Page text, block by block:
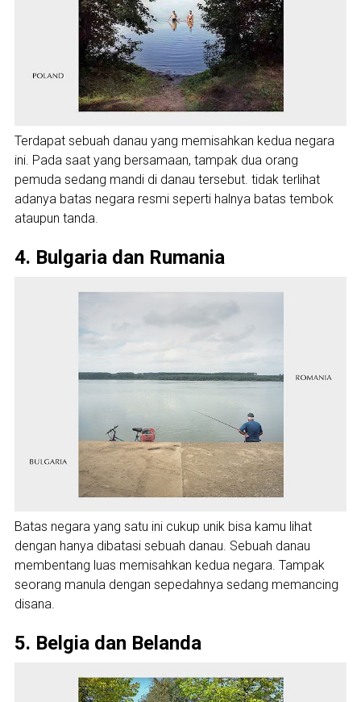
Terdapat sebuah danau yang memisahkan kedua negara
ini. Pada saat yang bersamaan, tampak dua orang
pemuda sedang mandi di danau tersebut. tidak terlihat
adanya batas negara resmi seperti halnya batas tembok
ataupun tanda.
4. Bulgaria dan Rumania
Batas negara yang satu ini cukup unik bisa kamu lihat
dengan hanya dibatasi sebuah danau. Sebuah danau
membentang luas memisahkan kedua negara. Tampak
seorang manula dengan sepedahnya sedang memancing
disana.
5. Belgia dan Belanda